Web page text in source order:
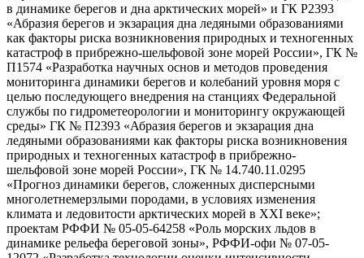
в динамике берегов и дна арктических морей» и ГК Р2393
«Абразия берегов и экзарация дна ледяными образованиями
как факторы риска возникновения природных и техногенных
катастроф в прибрежно-шельфовой зоне морей России», ГК №
П1574 «Разработка научных основ и методов проведения
мониторинга динамики берегов и колебаний уровня моря с
целью последующего внедрения на станциях Федеральной
службы по гидрометеорологии и мониторингу окружающей
среды» ГК № П2393 «Абразия берегов и экзарация дна
ледяными образованиями как факторы риска возникновения
природных и техногенных катастроф в прибрежно-
шельфовой зоне морей России», ГК № 14.740.11.0295
«Прогноз динамики берегов, сложенных дисперсными
многолетнемерзлыми породами, в условиях изменения
климата и ледовитости арктических морей в XXI веке»;
проектам РФФИ № 05-05-64258 «Роль морских льдов в
динамике рельефа береговой зоны», РФФИ-офи № 07-05-